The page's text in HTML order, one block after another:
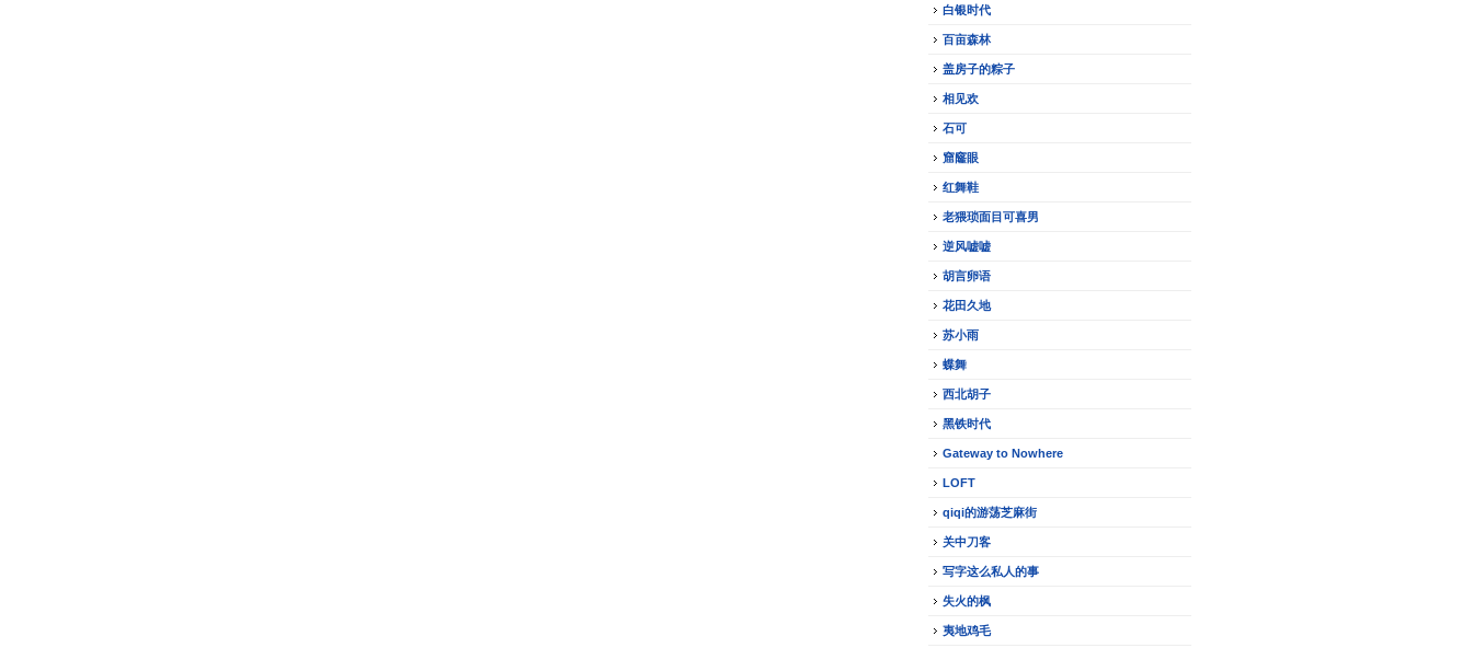
白银时代
百亩森林
盖房子的粽子
相见欢
石可
窟窿眼
红舞鞋
老猥琐面目可喜男
逆风嘘嘘
胡言卵语
花田久地
苏小雨
蝶舞
西北胡子
黑铁时代
Gateway to Nowhere
LOFT
qiqi的游荡芝麻街
关中刀客
写字这么私人的事
失火的枫
夷地鸡毛